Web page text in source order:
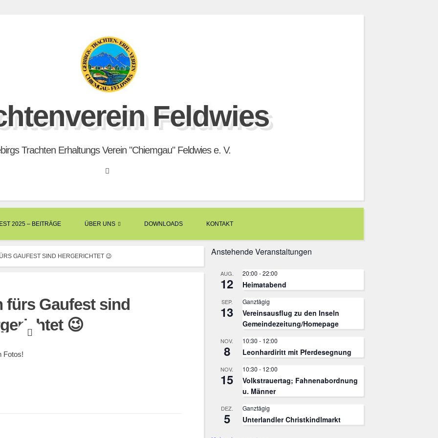
Feldwies
Trachten Erhaltungs Verein "Chiemgau" Feldwies e. V.
Search
2025 – BEITRÄGE ÜBER UNS DOWNLOADS KONTAKT
GAUFEST SIND HERGERICHTET 😉
fürs Gaufest sind
😉
Fotos!
Anstehende Veranstaltungen
AUG.
12
20:00 -22:00
Heimatabend
SEP.
13
Ganztägig
Vereinsausflug zu den Inseln
Gemeindezeitung/Homepage
NOV.
8
10:30 - 12:00
Leonhardiritt mit Pferdesegnung
NOV.
15
10:30 - 12:00
Volkstrauertag; Fahnenabordnung
u. Männer
DEZ.
5
Ganztägig
Unterlandler Christkindlmarkt